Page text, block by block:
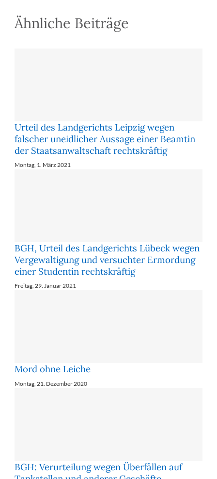
Ähnliche Beiträge
Urteil des Landgerichts Leipzig wegen
falscher uneidlicher Aussage einer Beamtin
der Staatsanwaltschaft rechtskräftig
Montag, 1. März 2021
BGH, Urteil des Landgerichts Lübeck wegen
Vergewaltigung und versuchter Ermordung
einer Studentin rechtskräftig
Freitag, 29. Januar 2021
Mord ohne Leiche
Montag, 21. Dezember 2020
BGH: Verurteilung wegen Überfällen auf